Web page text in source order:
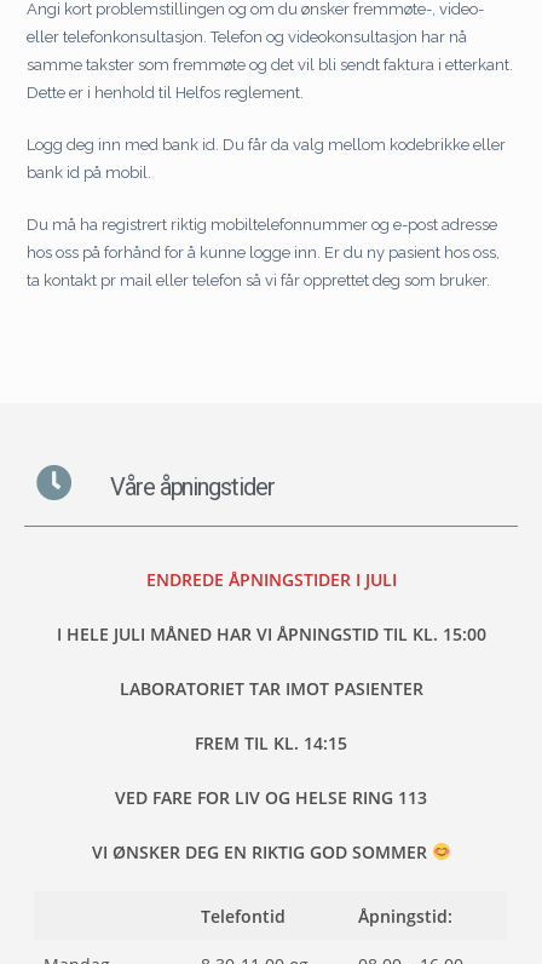
Angi kort problemstillingen og om du ønsker fremmøte-, video-
eller telefonkonsultasjon. Telefon og videokonsultasjon har nå
samme takster som fremmøte og det vil bli sendt faktura i etterkant.
Dette er i henhold til Helfos reglement.
Logg deg inn med bank id. Du får da valg mellom kodebrikke eller
bank id på mobil.
Du må ha registrert riktig mobiltelefonnummer og e-post adresse
hos oss på forhånd for å kunne logge inn. Er du ny pasient hos oss,
ta kontakt pr mail eller telefon så vi får opprettet deg som bruker.
Våre åpningstider
ENDREDE ÅPNINGSTIDER I JULI
I HELE JULI MÅNED HAR VI ÅPNINGSTID TIL KL. 15:00
LABORATORIET TAR IMOT PASIENTER
FREM TIL KL. 14:15
VED FARE FOR LIV OG HELSE RING 113
VI ØNSKER DEG EN RIKTIG GOD SOMMER
Telefontid Åpningstid: